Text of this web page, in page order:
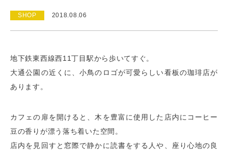
SHOP 2018.08.06
地下鉄東西線西11丁目駅から歩いてすぐ。
大通公園の近くに、小鳥のロゴが可愛らしい看板の珈琲店が
あります。
カフェの扉を開けると、木を豊富に使用した店内にコーヒー
豆の香りが漂う落ち着いた空間。
店内を見回すと窓際で静かに読書をする人や、座り心地の良